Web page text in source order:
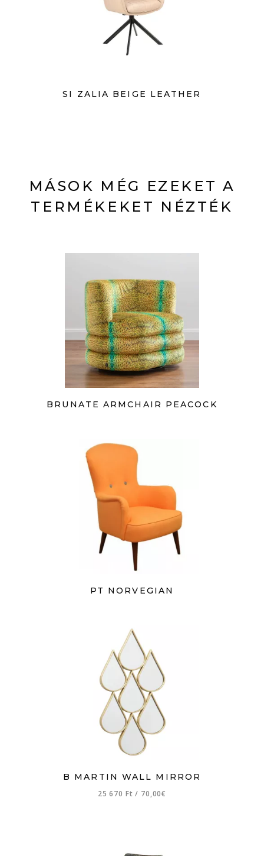
SI ZALIA BEIGE LEATHER
MÁSOK MÉG EZEKET A
TERMÉKEKET NÉZTÉK
BRUNATE ARMCHAIR PEACOCK
PT NORVEGIAN
B MARTIN WALL MIRROR
25 670 Ft/ 70,00€